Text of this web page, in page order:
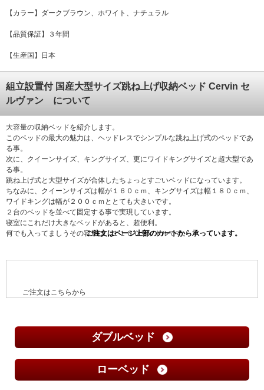
【カラー】ダークブラウン、ホワイト、ナチュラル
【品質保証】３年間
【生産国】日本
組立設置付 国産大型サイズ跳ね上げ収納ベッド Cervin セ
ルヴァン について
大容量の収納ベッドを紹介します。
このベッドの最大の魅力は、ヘッドレスでシンプルな跳ね上げ式のペッドであ
る事。
次に、クイーンサイズ、キングサイズ、更にワイドキングサイズと超大型であ
る事。
跳ね上げ式と大型サイズが合体したちょっとすごいベッドになっています。
ちなみに、クイーンサイズは幅が１６０ｃｍ、キングサイズは幅１８０ｃｍ、
ワイドキングは幅が２００ｃｍととても大きいです。
２台のベッドを並べて固定する事で実現しています。
寝室にこれだけ大きなベッドがあると、超便利。
何でも入ってましうその容量は、１１００リットルです。
ご注文はこちらから
ダブルベッド
ローベッド